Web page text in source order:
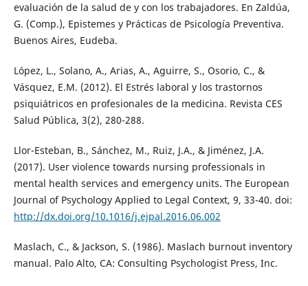
evaluación de la salud de y con los trabajadores. En Zaldúa,
G. (Comp.), Epistemes y Prácticas de Psicología Preventiva.
Buenos Aires, Eudeba.
López, L., Solano, A., Arias, A., Aguirre, S., Osorio, C., &
Vásquez, E.M. (2012). El Estrés laboral y los trastornos
psiquiátricos en profesionales de la medicina. Revista CES
Salud Pública, 3(2), 280-288.
Llor-Esteban, B., Sánchez, M., Ruiz, J.A., & Jiménez, J.A.
(2017). User violence towards nursing professionals in
mental health services and emergency units. The European
Journal of Psychology Applied to Legal Context, 9, 33-40. doi:
http://dx.doi.org/10.1016/j.ejpal.2016.06.002
Maslach, C., & Jackson, S. (1986). Maslach burnout inventory
manual. Palo Alto, CA: Consulting Psychologist Press, Inc.